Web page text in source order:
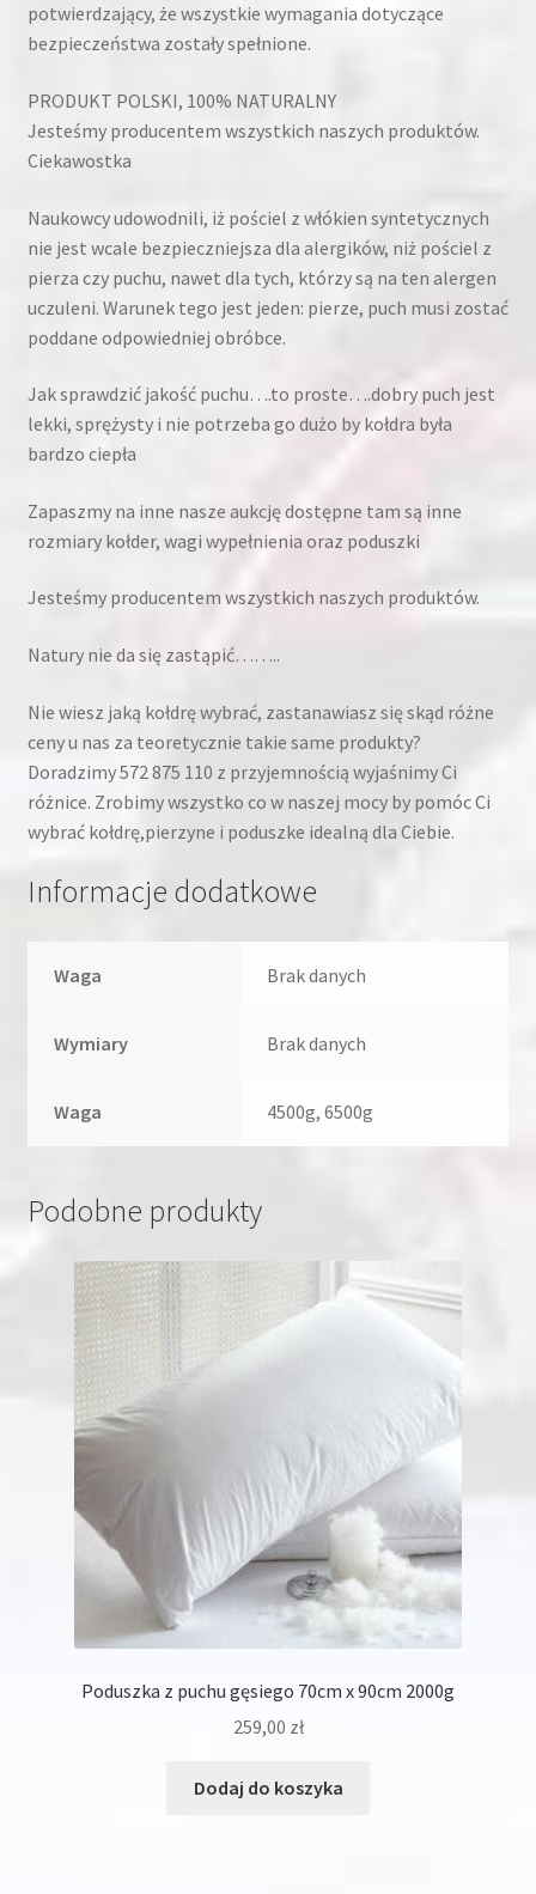
potwierdzający, że wszystkie wymagania dotyczące
bezpieczeństwa zostały spełnione.
PRODUKT POLSKI, 100% NATURALNY
Jesteśmy producentem wszystkich naszych produktów.
Ciekawostka
Naukowcy udowodnili, iż pościel z włókien syntetycznych
nie jest wcale bezpieczniejsza dla alergików, niż pościel z
pierza czy puchu, nawet dla tych, którzy są na ten alergen
uczuleni. Warunek tego jest jeden: pierze, puch musi zostać
poddane odpowiedniej obróbce.
Jak sprawdzić jakość puchu….to proste….dobry puch jest
lekki, sprężysty i nie potrzeba go dużo by kołdra była
bardzo ciepła
Zapaszmy na inne nasze aukcję dostępne tam są inne
rozmiary kołder, wagi wypełnienia oraz poduszki
Jesteśmy producentem wszystkich naszych produktów.
Natury nie da się zastąpić……..
Nie wiesz jaką kołdrę wybrać, zastanawiasz się skąd różne
ceny u nas za teoretycznie takie same produkty?
Doradzimy 572 875 110 z przyjemnością wyjaśnimy Ci
różnice. Zrobimy wszystko co w naszej mocy by pomóc Ci
wybrać kołdrę,pierzyne i poduszke idealną dla Ciebie.
Informacje dodatkowe
Waga Brak danych
Wymiary Brak danych
Waga 4500g, 6500g
Podobne produkty
Poduszka z puchu gęsiego 70cm x 90cm 2000g
259,00 zł
Dodaj do koszyka